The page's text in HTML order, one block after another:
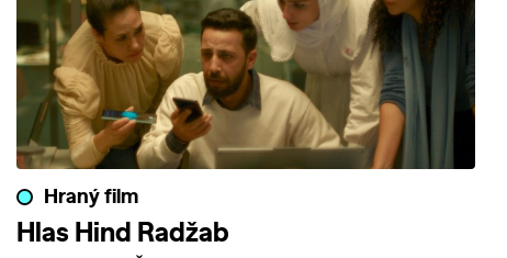
Hraný film
Hlas Hind Radžab